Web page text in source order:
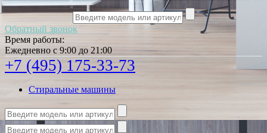
Обратный звонок
Время работы:
Ежедневно с 9:00 до 21:00
+7 (495) 175-33-73
Стиральные машины